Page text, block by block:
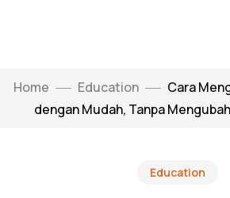
Home Education
Cara
dengan Mudah, Tanpa
Education